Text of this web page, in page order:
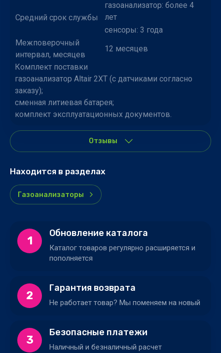
Средний срок службы
газоанализатор: более 4
лет
сенсоры: 3 года
Межповерочный
интервал, месяцев
12 месяцев
Комплект поставки
газоанализатор Altair 2XT (с датчиками согласно
заказу);
cменная литиевая батарея;
комплект эксплуатационных документов.
Отзывы
Находится в разделах
Газоанализаторы
1
Обновление каталога
Каталог товаров регулярно расширяется и
пополняется
2
Гарантия возврата
Не работает товар? Мы поменяем на новый
3
Безопасные платежи
Наличный и безналичный расчет